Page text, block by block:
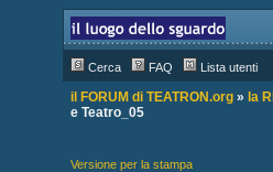
Cerca FAQ Lista utenti
il FORUM di TEATRON.org» la
e Teatro_05
Versione per la stampa